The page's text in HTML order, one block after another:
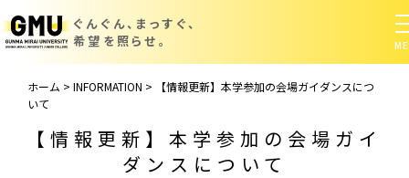
ぐんぐん、まっすぐ、
希望を照らせ。
ホーム > INFORMATION >
【情報更新】本学参加の会場ガイダンスにつ
いて
【情報更新】本学参加の会場ガイ
ダンスについて